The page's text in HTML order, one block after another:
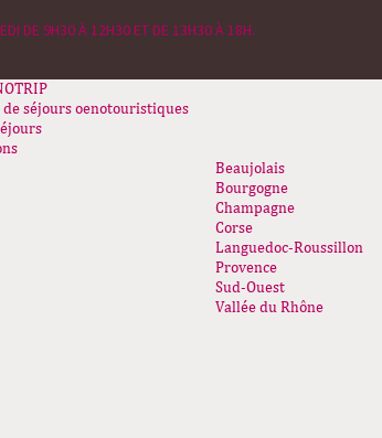
DE 9H30 À 12H30 ET DE 13H30 À 18H.
de séjours oenotouristiques
Beaujolais
Bourgogne
Champagne
Corse
Languedoc-Roussillon
Provence
Sud-Ouest
Vallée du Rhône